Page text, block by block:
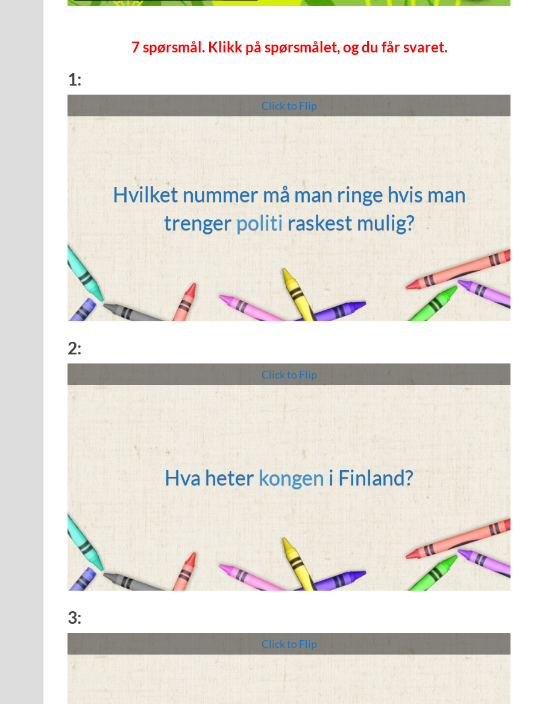
7 spørsmål. Klikk på spørsmålet, og du får svaret.
1:
Hvilket nummer må man ringe hvis man
trengerpoliti raskest mulig?
Click to Flip
112
2:
Hva heter kongen i Finland?
Click to Flip
Finland har ingen konge. Landet er en repubikk
med en president valgt av folket.
3:
Click to Flip